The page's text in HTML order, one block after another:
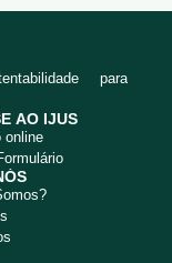
para
AO IJUS
online